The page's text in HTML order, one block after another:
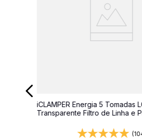
iCLAMPER Energia 5 Tomadas
Transparente Filtro de Linha e